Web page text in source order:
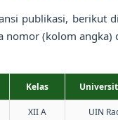
publikasi, berikut
nomor (kolom angka)
Kelas
XII A UIN